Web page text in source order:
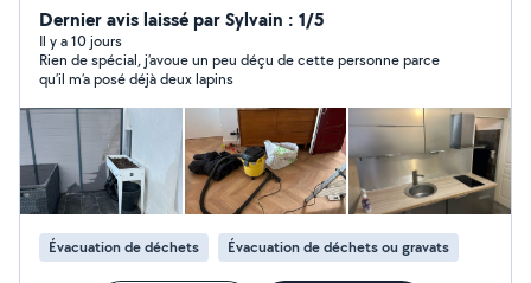
possède de compétences en bricolage et en
maintenance, acquises au fil de mes nombreuses
expériences. Autonome, appliqué et toujours prêt à
apprendre, je m'investis pleinement dans chaque
mission qui m'est confiée.
Dernier avis laissé par Sylvain : 1/5
Il y a 10 jours
Rien de spécial, j’avoue un peu déçu de cette personne parce
qu’il m’a posé déjà deux lapins
Évacuation de déchets Évacuation de déchets ou gravats